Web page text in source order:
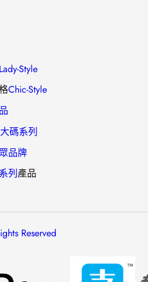
Lady-Style
Chic-Style
碼系列
品牌
系列產品
Reserved